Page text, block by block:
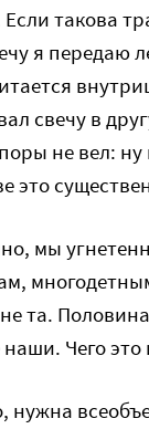
такова
я передаю
свечу в
не вел: ну
это
мы
та.
Чего
нужна